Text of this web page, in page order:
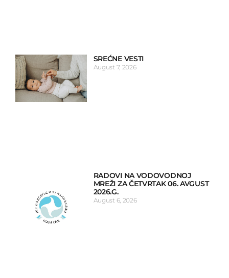
SREĆNE VESTI
August 7, 2026
RADOVI NA VODOVODNOJ
MREŽI ZA ČETVRTAK 06. AVGUST
2026.G.
August 6, 2026